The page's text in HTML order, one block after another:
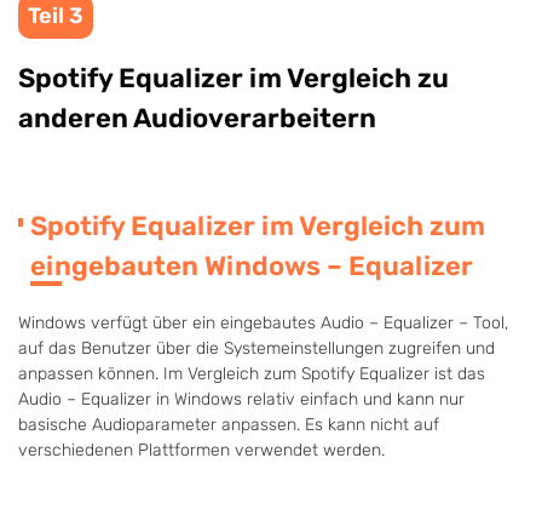
Teil 3
Spotify Equalizer im Vergleich zu
anderen Audioverarbeitern
Spotify Equalizer im Vergleich zum
eingebauten Windows – Equalizer
Windows verfügt über ein eingebautes Audio – Equalizer – Tool,
auf das Benutzer über die Systemeinstellungen zugreifen und
anpassen können. Im Vergleich zum Spotify Equalizer ist das
Audio – Equalizer in Windows relativ einfach und kann nur
basische Audioparameter anpassen. Es kann nicht auf
verschiedenen Plattformen verwendet werden.